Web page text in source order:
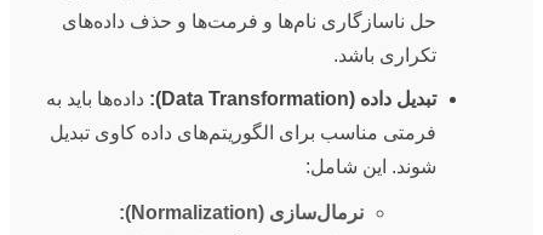
حل ناسازگاری نام‌ها و فرمت‌ها و حذف داده‌های
تکراری باشد.
تبدیل داده (Data Transformation):
داده‌ها باید به
فرمتی مناسب برای الگوریتم‌های داده کاوی تبدیل
شوند. این شامل:
نرمال‌سازی (Normalization):